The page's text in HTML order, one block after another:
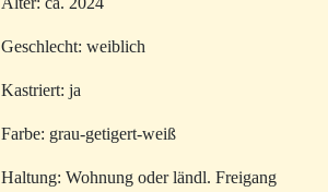
Geschlecht: weiblich
Kastriert: ja
Farbe: grau-getigert-weiß
Haltung: Wohnung oder ländl. Freigang